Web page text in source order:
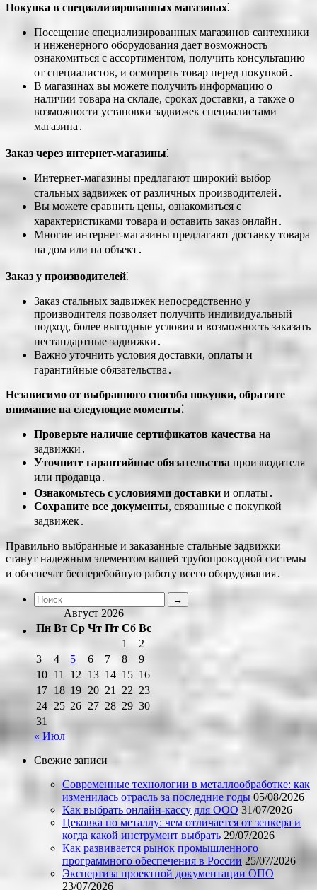
Покупка в специализированных магазинах⁚
Посещение специализированных магазинов сантехники
и инженерного оборудования дает возможность
ознакомиться с ассортиментом, получить консультацию
от специалистов, и осмотреть товар перед покупкой․
В магазинах вы можете получить информацию о
наличии товара на складе, сроках доставки, а также о
возможности установки задвижек специалистами
магазина․
Заказ через интернет-магазины⁚
Интернет-магазины предлагают широкий выбор
стальных задвижек от различных производителей․
Вы можете сравнить цены, ознакомиться с
характеристиками товара и оставить заказ онлайн․
Многие интернет-магазины предлагают доставку товара
на дом или на объект․
Заказ у производителей⁚
Заказ стальных задвижек непосредственно у
производителя позволяет получить индивидуальный
подход, более выгодные условия и возможность заказать
нестандартные задвижки․
Важно уточнить условия доставки, оплаты и
гарантийные обязательства․
Независимо от выбранного способа покупки, обратите
внимание на следующие моменты⁚
Проверьте наличие сертификатов качества на
задвижки․
Уточните гарантийные обязательства производителя
или продавца․
Ознакомьтесь с условиями доставки и оплаты․
Сохраните все документы, связанные с покупкой
задвижек․
Правильно выбранные и заказанные стальные задвижки
станут надежным элементом вашей трубопроводной системы
и обеспечат бесперебойную работу всего оборудования․
Август 2026
Пн Вт Ср Чт Пт Сб Вс
1
2
3
4 5 6 7 8
9
10 11 12 13 14 15 16
17 18 19 20 21 22 23
24 25 26 27 28 29 30
31
« Июл
Свежие записи
Современные технологии в металлообработке: как
изменилась отрасль за последние годы 05/08/2026
Как выбрать онлайн-кассу для ООО 31/07/2026
Цековка по металлу: чем отличается от зенкера и
когда какой инструмент выбрать 29/07/2026
Как развивается рынок промышленного
программного обеспечения в России 25/07/2026
Экспертиза проектной документации ОПО
23/07/2026